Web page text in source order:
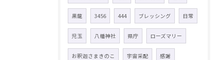
黒龍 3456 444 ブレッシング 日常
児玉 八幡神社 県庁 ローズマリー
お釈迦さまきのこ 宇宙采配 感謝